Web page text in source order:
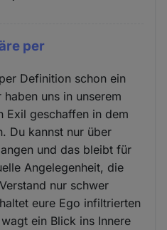
per
Definition schon ein
uns in unserem
Exil geschaffen in dem
Du kannst nur über
und das bleibt für
Angelegenheit, die
nur schwer
eure Ego infiltrierten
ein Blick ins Innere